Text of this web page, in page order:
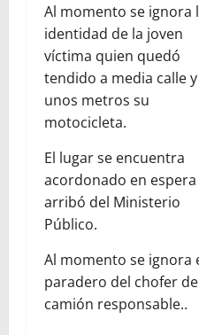
Al momento se ignora
identidad de la joven
víctima quien quedó
tendido a media calle y
unos metros su
motocicleta.
El lugar se encuentra
acordonado en espera
arribó del Ministerio
Público.
Al momento se ignora
paradero del chofer
camión responsable..